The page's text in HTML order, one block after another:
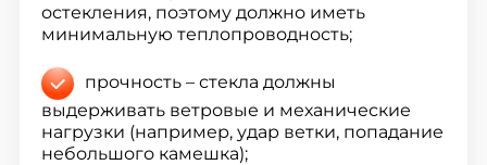
остекления, поэтому должно иметь
минимальную теплопроводность;
прочность – стекла должны
выдерживать ветровые и механические
нагрузки (например, удар ветки, попадание
небольшого камешка);